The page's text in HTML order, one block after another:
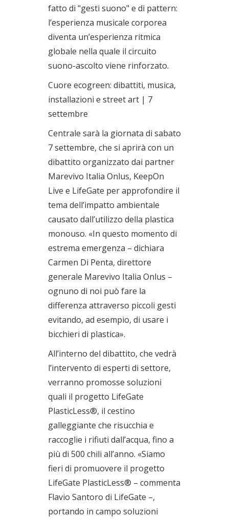
fatto di "gesti suono" e di pattern:
l’esperienza musicale corporea
diventa un’esperienza ritmica
globale nella quale il circuito
suono-ascolto viene rinforzato.
Cuore ecogreen: dibattiti, musica,
installazioni e street art | 7
settembre
Centrale sarà la giornata di sabato
7 settembre, che si aprirà con un
dibattito organizzato dai partner
Marevivo Italia Onlus, KeepOn
Live e LifeGate per approfondire il
tema dell’impatto ambientale
causato dall’utilizzo della plastica
monouso. «In questo momento di
estrema emergenza – dichiara
Carmen Di Penta, direttore
generale Marevivo Italia Onlus –
ognuno di noi può fare la
differenza attraverso piccoli gesti
evitando, ad esempio, di usare i
bicchieri di plastica».
All’interno del dibattito, che vedrà
l’intervento di esperti di settore,
verranno promosse soluzioni
quali il progetto LifeGate
PlasticLess®, il cestino
galleggiante che risucchia e
raccoglie i rifiuti dall’acqua, fino a
più di 500 chili all’anno. «Siamo
fieri di promuovere il progetto
LifeGate PlasticLess® – commenta
Flavio Santoro di LifeGate –,
portando in campo soluzioni